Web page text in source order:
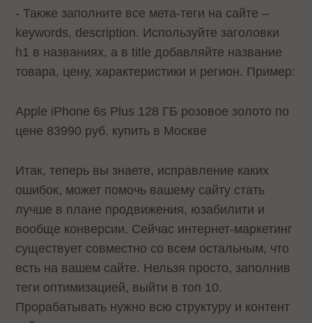
- Также заполните все мета-теги на сайте –
keywords, description. Используйте заголовки
h1 в названиях, а в title добавляйте название
товара, цену, характеристики и регион. Пример:
Apple iPhone 6s Plus 128 ГБ розовое золото по
цене 83990 руб. купить в Москве
Итак, теперь вы знаете, исправление каких
ошибок, может помочь вашему сайту стать
лучше в плане продвижения, юзабилити и
вообще конверсии. Сейчас интернет-маркетинг
существует совместно со всем остальным, что
есть на вашем сайте. Нельзя просто, заполнив
теги оптимизацией, выйти в топ 10.
Прорабатывать нужно всю структуру и контент